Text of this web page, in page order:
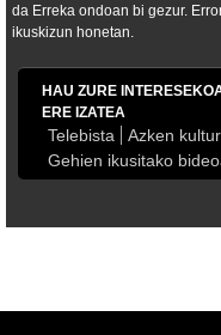
da Erreka ondoan bi gezur.
ikuskizun honetan.
HAU ZURE
ERE IZATEA
Telebista
Azken
Gehien ikusitako